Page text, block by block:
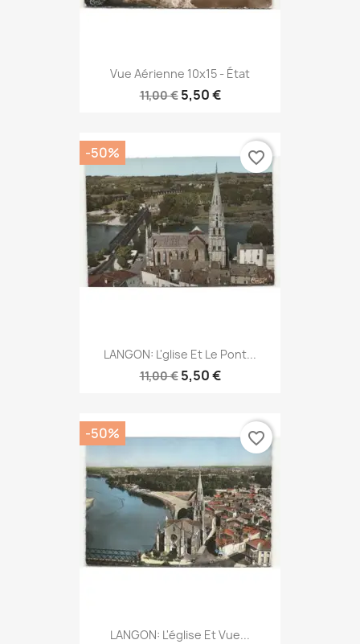
Vue Aérienne 10x15 - État
11,00 € 5,50 €
LANGON: L'glise Et Le Pont...
11,00 € 5,50 €
-50% favorite_border
LANGON: L'église Et Vue...
-50% favorite_border